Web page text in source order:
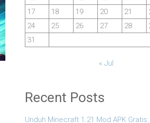
17
18 19 20 21
24
25 26 27 28
31
« Jul
Recent Posts
Unduh Minecraft 1.21 Mod APK